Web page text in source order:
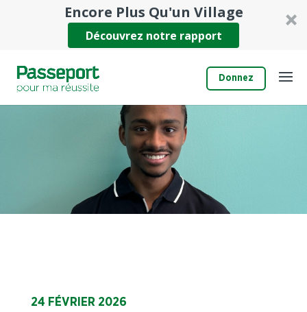
Encore Plus Qu'un Village
Découvrez notre rapport
Donnez
24 FÉVRIER 2026